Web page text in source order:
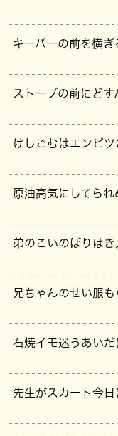
キーパーの前を横ぎ
ストーブの前にどす
けしごむはエンピ
原油高気にしてられ
弟のこいのぼりはき
兄ちゃんのせい服
石焼イモ迷うあい
先生がスカート今日